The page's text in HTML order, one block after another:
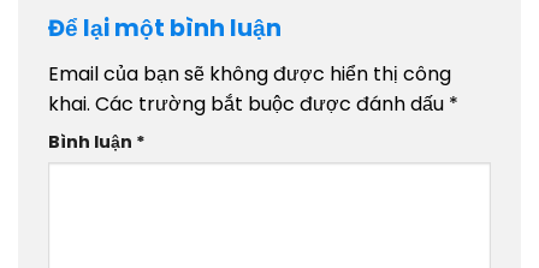
Để lại một bình luận
Email của bạn sẽ không được hiển thị công
khai. Các trường bắt buộc được đánh dấu *
Bình luận *